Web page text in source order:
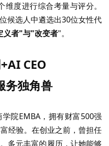
度进行综合考量与评分。
候选人中遴选出30位女性代
义者"与"改变者"。
+AI CEO
务独角兽
学院EMBA，拥有财富500强
经验。在创业之前，曾担任
多元丰富的履历，让她能够